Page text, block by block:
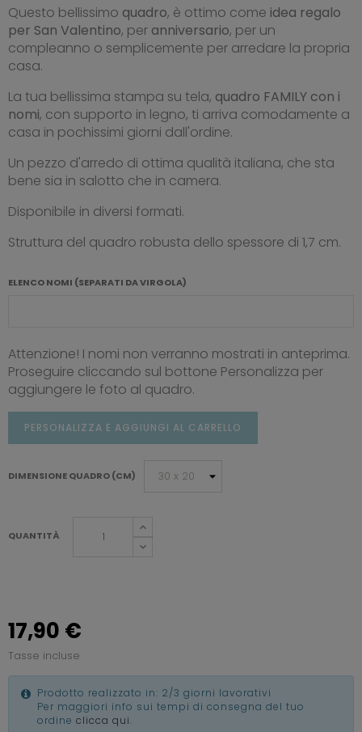
Questo bellissimo quadro, è ottimo come idea regalo
per San Valentino, per anniversario, per un
compleanno o semplicemente per arredare la propria
casa.
La tua bellissima stampa su tela, quadro FAMILY con i
nomi, con supporto in legno, ti arriva comodamente a
casa in pochissimi giorni dall'ordine.
Un pezzo d'arredo di ottima qualità italiana, che sta
bene sia in salotto che in camera.
Disponibile in diversi formati.
Struttura del quadro robusta dello spessore di 1,7 cm.
ELENCO NOMI (SEPARATI DA VIRGOLA)
Attenzione! I nomi non verranno mostrati in anteprima.
Proseguire cliccando sul bottone Personalizza per
aggiungere le foto al quadro.
PERSONALIZZA E AGGIUNGI AL CARRELLO
DIMENSIONE QUADRO (CM)
QUANTITÀ
17,90 €
Tasse incluse
Prodotto realizzato in: 2/3 giorni lavorativi
Per maggiori info sui tempi di consegna del tuo
ordine clicca qui.